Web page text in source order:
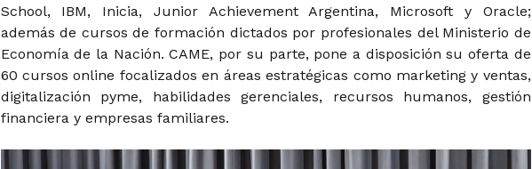
School, IBM, Inicia, Junior Achievement Argentina, Microsoft y Oracle;
además de cursos de formación dictados por profesionales del Ministerio de
Economía de la Nación. CAME, por su parte, pone a disposición su oferta de
60 cursos online focalizados en áreas estratégicas como marketing y ventas,
digitalización pyme, habilidades gerenciales, recursos humanos, gestión
financiera y empresas familiares.